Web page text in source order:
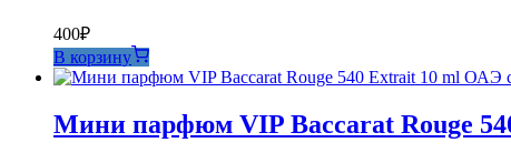
400₽
В корзину
Мини парфюм VIP Baccarat Rouge